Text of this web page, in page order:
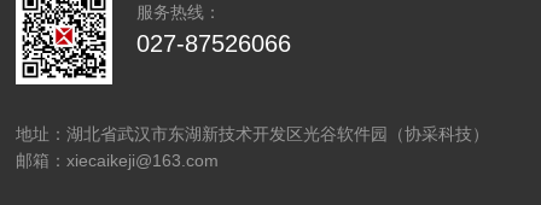
服务热线：
027-87526066
地址：湖北省武汉市东湖新技术开发区光谷软件园（协采科技）
邮箱：xiecaikeji@163.com